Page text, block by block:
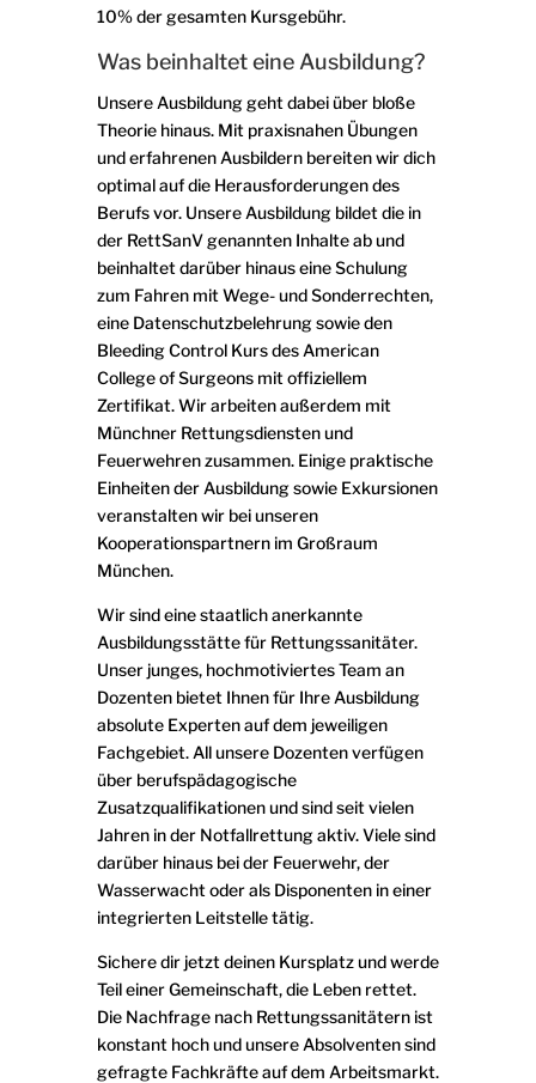
10% der gesamten Kursgebühr.
Was beinhaltet eine Ausbildung?
Unsere Ausbildung geht dabei über bloße
Theorie hinaus. Mit praxisnahen Übungen
und erfahrenen Ausbildern bereiten wir dich
optimal auf die Herausforderungen des
Berufs vor. Unsere Ausbildung bildet die in
der RettSanV genannten Inhalte ab und
beinhaltet darüber hinaus eine Schulung
zum Fahren mit Wege- und Sonderrechten,
eine Datenschutzbelehrung sowie den
Bleeding Control Kurs des American
College of Surgeons mit offiziellem
Zertifikat. Wir arbeiten außerdem mit
Münchner Rettungsdiensten und
Feuerwehren zusammen. Einige praktische
Einheiten der Ausbildung sowie Exkursionen
veranstalten wir bei unseren
Kooperationspartnern im Großraum
München.
Wir sind eine staatlich anerkannte
Ausbildungsstätte für Rettungssanitäter.
Unser junges, hochmotiviertes Team an
Dozenten bietet Ihnen für Ihre Ausbildung
absolute Experten auf dem jeweiligen
Fachgebiet. All unsere Dozenten verfügen
über berufspädagogische
Zusatzqualifikationen und sind seit vielen
Jahren in der Notfallrettung aktiv. Viele sind
darüber hinaus bei der Feuerwehr, der
Wasserwacht oder als Disponenten in einer
integrierten Leitstelle tätig.
Sichere dir jetzt deinen Kursplatz und werde
Teil einer Gemeinschaft, die Leben rettet.
Die Nachfrage nach Rettungssanitätern ist
konstant hoch und unsere Absolventen sind
gefragte Fachkräfte auf dem Arbeitsmarkt.